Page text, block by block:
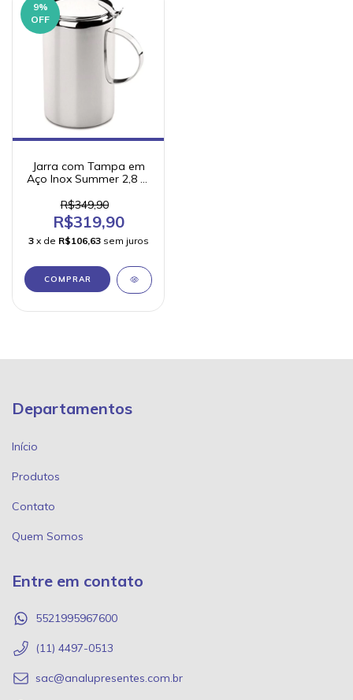
9%
OFF
Jarra com Tampa em
Aço Inox Summer 2,8 Lt
R$349,90
R$319,90
3 x de R$106,63 sem juros
Departamentos
Início
Produtos
Contato
Quem Somos
Entre em contato
5521995967600
(11) 4497-0513
sac@analupresentes.com.br